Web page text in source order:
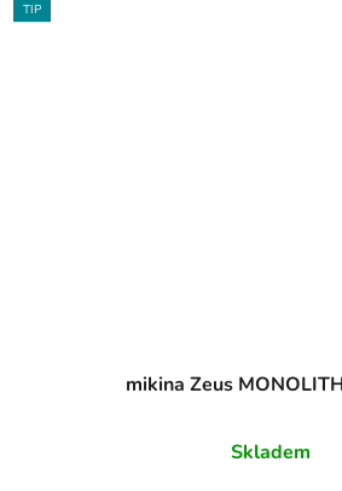
TIP
mikina Zeus
Skladem